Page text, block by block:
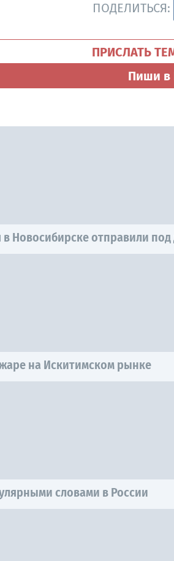
ПОДЕЛИТЬСЯ:
ПРИСЛАТЬ
Пиши в
Новосибирске отправили
на Искитимском рынке
словами в России